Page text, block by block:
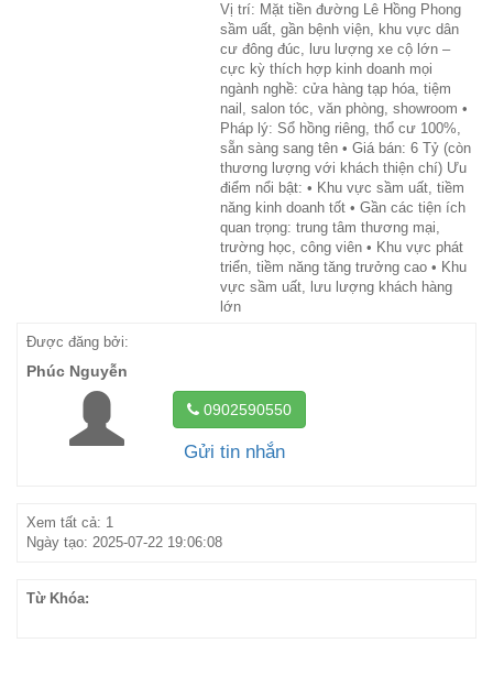
Vị trí: Mặt tiền đường Lê Hồng Phong
sầm uất, gần bệnh viện, khu vực dân
cư đông đúc, lưu lượng xe cộ lớn –
cực kỳ thích hợp kinh doanh mọi
ngành nghề: cửa hàng tạp hóa, tiệm
nail, salon tóc, văn phòng, showroom •
Pháp lý: Sổ hồng riêng, thổ cư 100%,
sẵn sàng sang tên • Giá bán: 6 Tỷ (còn
thương lượng với khách thiện chí) Ưu
điểm nổi bật: • Khu vực sầm uất, tiềm
năng kinh doanh tốt • Gần các tiện ích
quan trọng: trung tâm thương mại,
trường học, công viên • Khu vực phát
triển, tiềm năng tăng trưởng cao • Khu
vực sầm uất, lưu lượng khách hàng
lớn
Được đăng bởi:
Phúc Nguyễn
0902590550
Gửi tin nhắn
Xem tất cả: 1
Ngày tạo: 2025-07-22 19:06:08
Từ Khóa: